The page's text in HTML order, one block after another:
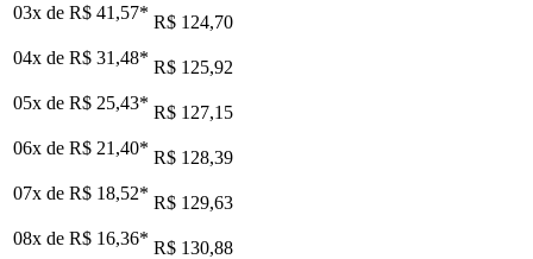
03x de R$ 41,57* R$ 124,70
04x de R$ 31,48* R$ 125,92
05x de R$ 25,43* R$ 127,15
06x de R$ 21,40* R$ 128,39
07x de R$ 18,52* R$ 129,63
08x de R$ 16,36* R$ 130,88